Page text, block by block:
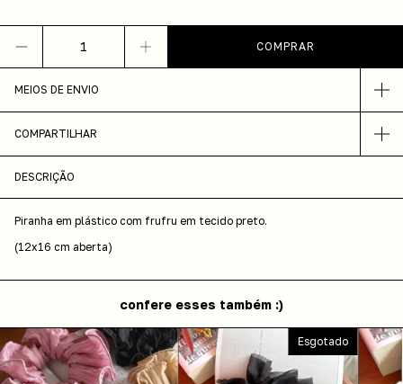
MEIOS DE ENVIO
COMPARTILHAR
DESCRIÇÃO
Piranha em plástico com frufru em tecido preto.
(12x16 cm aberta)
confere esses também :)
Esgotado